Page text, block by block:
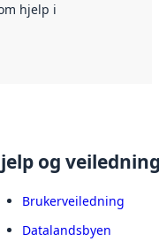
hjelp i
og
Brukerveiledning
Datalandsbyen